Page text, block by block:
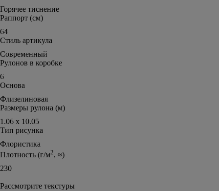
Горячее тиснение
Раппорт (см)
64
Стиль артикула
Современный
Рулонов в коробке
6
Основа
Флизелиновая
Размеры рулона (м)
1.06 х 10.05
Тип рисунка
Флористика
Плотность (г/м2, ≈)
230
Рассмотрите текстуры